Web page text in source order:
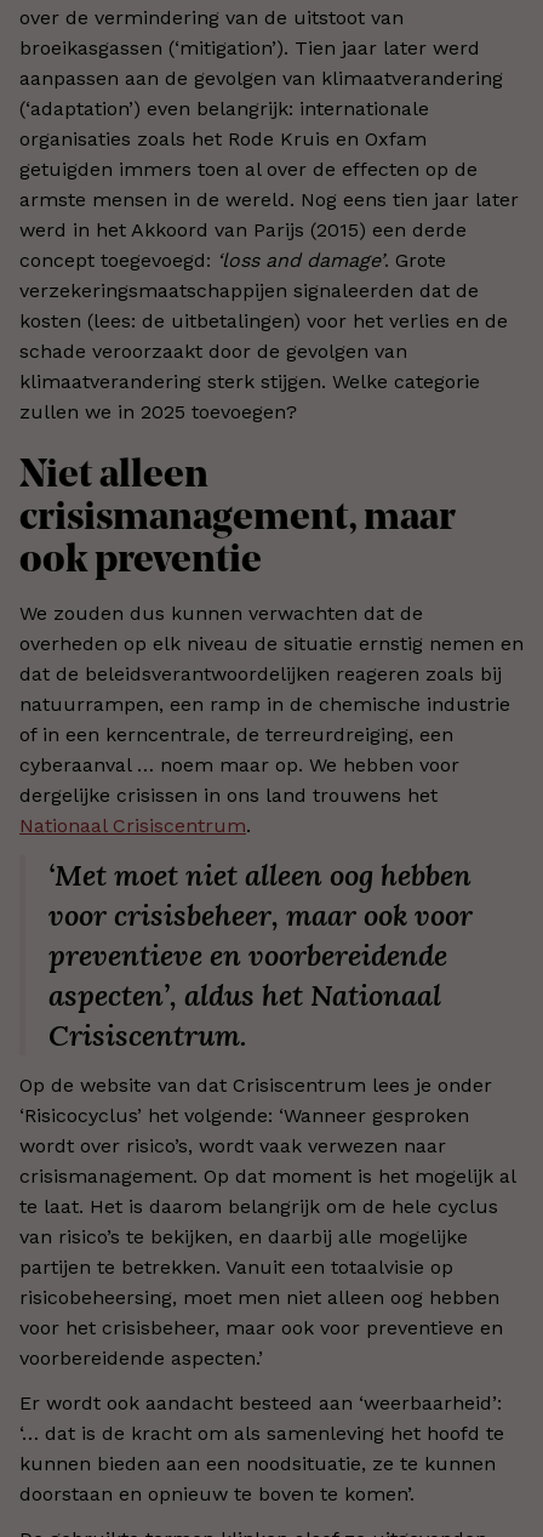
over de vermindering van de uitstoot van
broeikasgassen (‘mitigation’). Tien jaar later werd
aanpassen aan de gevolgen van klimaatverandering
(‘adaptation’) even belangrijk: internationale
organisaties zoals het Rode Kruis en Oxfam
getuigden immers toen al over de effecten op de
armste mensen in de wereld. Nog eens tien jaar later
werd in het Akkoord van Parijs (2015) een derde
concept toegevoegd: ‘loss and damage’. Grote
verzekeringsmaatschappijen signaleerden dat de
kosten (lees: de uitbetalingen) voor het verlies en de
schade veroorzaakt door de gevolgen van
klimaatverandering sterk stijgen. Welke categorie
zullen we in 2025 toevoegen?
Niet alleen
crisismanagement, maar
ook preventie
We zouden dus kunnen verwachten dat de
overheden op elk niveau de situatie ernstig nemen en
dat de beleidsverantwoordelijken reageren zoals bij
natuurrampen, een ramp in de chemische industrie
of in een kerncentrale, de terreurdreiging, een
cyberaanval … noem maar op. We hebben voor
dergelijke crisissen in ons land trouwens het
Nationaal Crisiscentrum.
‘Met moet niet alleen oog hebben
voor crisisbeheer, maar ook voor
preventieve en voorbereidende
aspecten’, aldus het Nationaal
Crisiscentrum.
Op de website van dat Crisiscentrum lees je onder
‘Risicocyclus’ het volgende: ‘Wanneer gesproken
wordt over risico’s, wordt vaak verwezen naar
crisismanagement. Op dat moment is het mogelijk al
te laat. Het is daarom belangrijk om de hele cyclus
van risico’s te bekijken, en daarbij alle mogelijke
partijen te betrekken. Vanuit een totaalvisie op
risicobeheersing, moet men niet alleen oog hebben
voor het crisisbeheer, maar ook voor preventieve en
voorbereidende aspecten.’
Er wordt ook aandacht besteed aan ‘weerbaarheid’:
‘… dat is de kracht om als samenleving het hoofd te
kunnen bieden aan een noodsituatie, ze te kunnen
doorstaan en opnieuw te boven te komen’.